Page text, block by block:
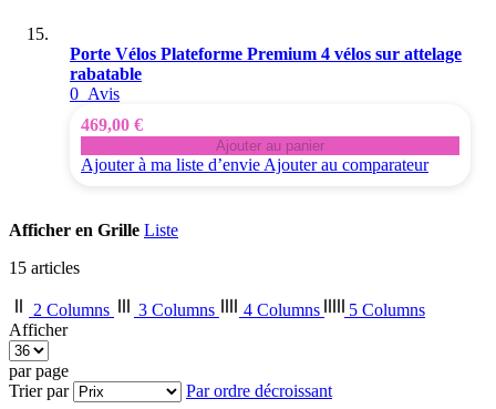
Porte Vélos Plateforme Premium 4 vélos sur attelage
rabatable
0 Avis
469,00 €
Ajouter au panier
Ajouter à ma liste d’envie Ajouter au comparateur
Afficher en Grille Liste
15 articles
2 Columns 3 Columns 4 Columns
5 Columns
Afficher
par page
Trier par
Par ordre décroissant